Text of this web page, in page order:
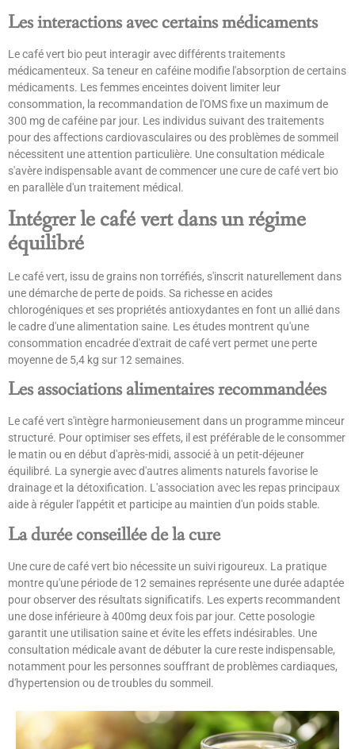
Les interactions avec certains médicaments
Le café vert bio peut interagir avec différents traitements
médicamenteux. Sa teneur en caféine modifie l'absorption de certains
médicaments. Les femmes enceintes doivent limiter leur
consommation, la recommandation de l'OMS fixe un maximum de
300 mg de caféine par jour. Les individus suivant des traitements
pour des affections cardiovasculaires ou des problèmes de sommeil
nécessitent une attention particulière. Une consultation médicale
s'avère indispensable avant de commencer une cure de café vert bio
en parallèle d'un traitement médical.
Intégrer le café vert dans un régime
équilibré
Le café vert, issu de grains non torréfiés, s'inscrit naturellement dans
une démarche de perte de poids. Sa richesse en acides
chlorogéniques et ses propriétés antioxydantes en font un allié dans
le cadre d'une alimentation saine. Les études montrent qu'une
consommation encadrée d'extrait de café vert permet une perte
moyenne de 5,4 kg sur 12 semaines.
Les associations alimentaires recommandées
Le café vert s'intègre harmonieusement dans un programme minceur
structuré. Pour optimiser ses effets, il est préférable de le consommer
le matin ou en début d'après-midi, associé à un petit-déjeuner
équilibré. La synergie avec d'autres aliments naturels favorise le
drainage et la détoxification. L'association avec les repas principaux
aide à réguler l'appétit et participe au maintien d'un poids stable.
La durée conseillée de la cure
Une cure de café vert bio nécessite un suivi rigoureux. La pratique
montre qu'une période de 12 semaines représente une durée adaptée
pour observer des résultats significatifs. Les experts recommandent
une dose inférieure à 400mg deux fois par jour. Cette posologie
garantit une utilisation saine et évite les effets indésirables. Une
consultation médicale avant de débuter la cure reste indispensable,
notamment pour les personnes souffrant de problèmes cardiaques,
d'hypertension ou de troubles du sommeil.